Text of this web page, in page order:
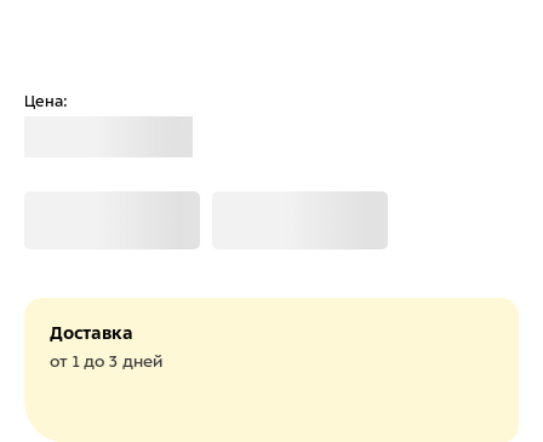
Цена:
Доставка
от 1 до 3 дней